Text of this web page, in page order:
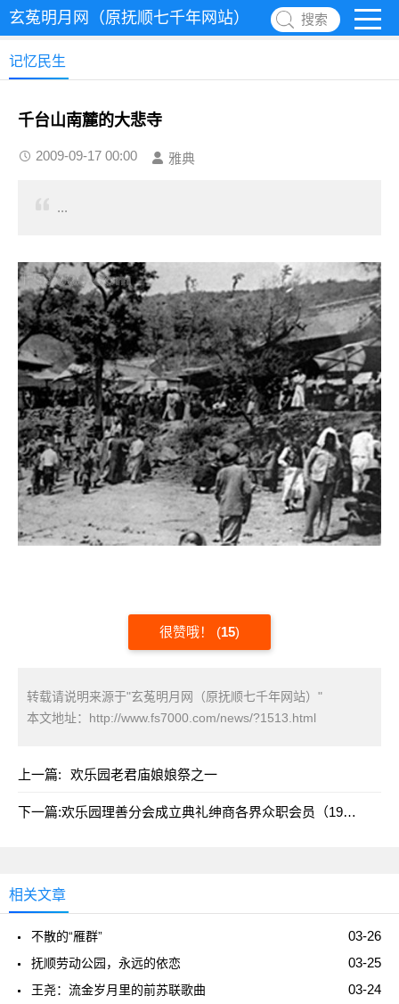
玄菟明月网（原抚顺七千年网站） 搜索
记忆民生
千台山南麓的大悲寺
2009-09-17 00:00 雅典
...
很赞哦！ (15)
转载请说明来源于"玄菟明月网（原抚顺七千年网站）"
本文地址： http://www.fs7000.com/news/?1513.html
上一篇: 欢乐园老君庙娘娘祭之一
下一篇:欢乐园理善分会成立典礼绅商各界众职会员（1942年2月18日摄）
相关文章
03-26
不散的“雁群”
03-25
抚顺劳动公园，永远的依恋
03-24
王尧：流金岁月里的前苏联歌曲